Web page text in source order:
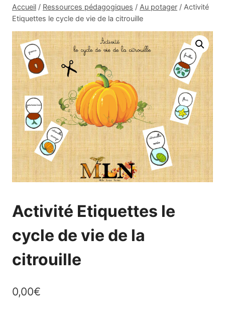
Accueil / Ressources pédagogiques / Au potager / Activité
Etiquettes le cycle de vie de la citrouille
Activité Etiquettes le
cycle de vie de la
citrouille
0,00€